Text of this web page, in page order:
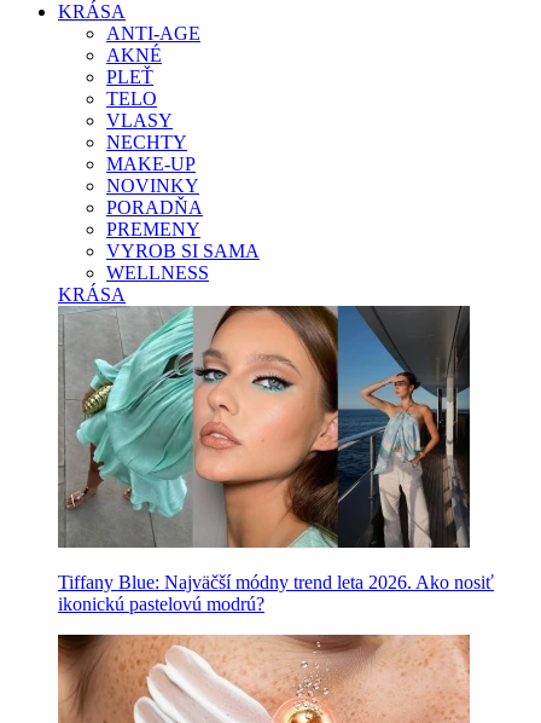
KRÁSA
ANTI-AGE
AKNÉ
PLEŤ
TELO
VLASY
NECHTY
MAKE-UP
NOVINKY
PORADŇA
PREMENY
VYROB SI SAMA
WELLNESS
KRÁSA
Tiffany Blue: Najväčší módny trend leta 2026. Ako nosiť
ikonickú pastelovú modrú?